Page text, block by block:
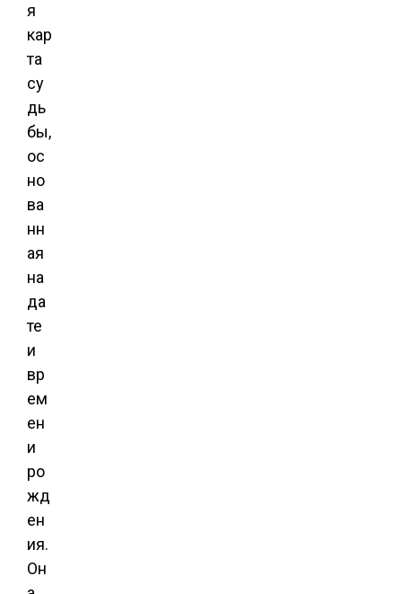
я
кар
та
су
дь
бы,
ос
но
ва
нн
ая
на
да
те
и
вр
ем
ен
и
ро
жд
ен
ия.
Он